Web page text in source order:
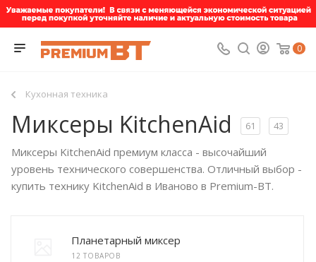
0
Кухонная техника
Миксеры KitchenAid 61 43
Планетарный миксер
12 ТОВАРОВ
Миксеры KitchenAid премиум класса - высочайший
уровень технического совершенства. Отличный выбор -
купить технику KitchenAid в Иваново в Premium-BT.